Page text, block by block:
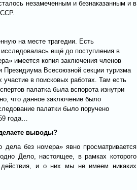
незамеченным и безнаказанным и в
на месте трагедии. Есть
ещё до поступления в
имеется копия заключения членов
Всесоюзной секции туризма
в поисковых работах. Там есть
палатка была вспорота изнутри
что данное заключение было
палатки было поручено
года…
выводы?
дела без номера» явно просматривается
Дело, настоящее, в рамках которого
действия, и о них мы не имеем никаких